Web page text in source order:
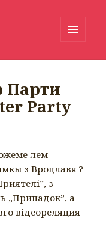
Парти
Party
лем
з Вроцлaвя ?
з
„Припадок”, а
відеореляция